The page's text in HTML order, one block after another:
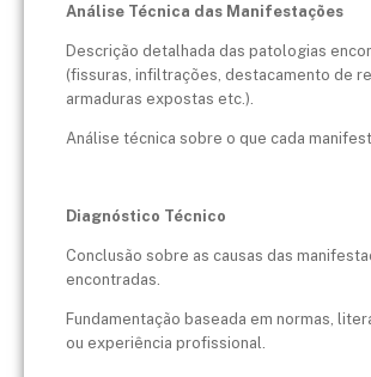
Análise Técnica das Manifestações
Descrição detalhada das patologias
(fissuras, infiltrações, destacamento de
armaduras expostas etc.).
Análise técnica sobre o que cada
Diagnóstico Técnico
Conclusão sobre as causas das
encontradas.
Fundamentação baseada em normas,
ou experiência profissional.